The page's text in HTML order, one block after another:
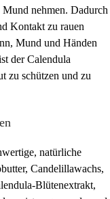
nehmen. Dadurch
Kontakt zu rauen
Mund und Händen
der Calendula
zu schützen und zu
natürliche
Candelillawachs,
Blütenextrakt,